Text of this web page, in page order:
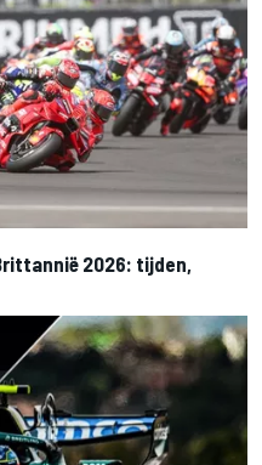
2026: tijden,